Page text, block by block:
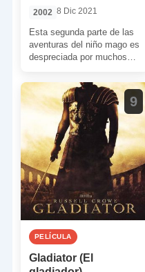
2002 8 Dic 2021
Esta segunda parte de las
aventuras del niño mago es
despreciada por muchos
tenemos una presentación
que […]
9
PELÍCULA
Gladiator (El